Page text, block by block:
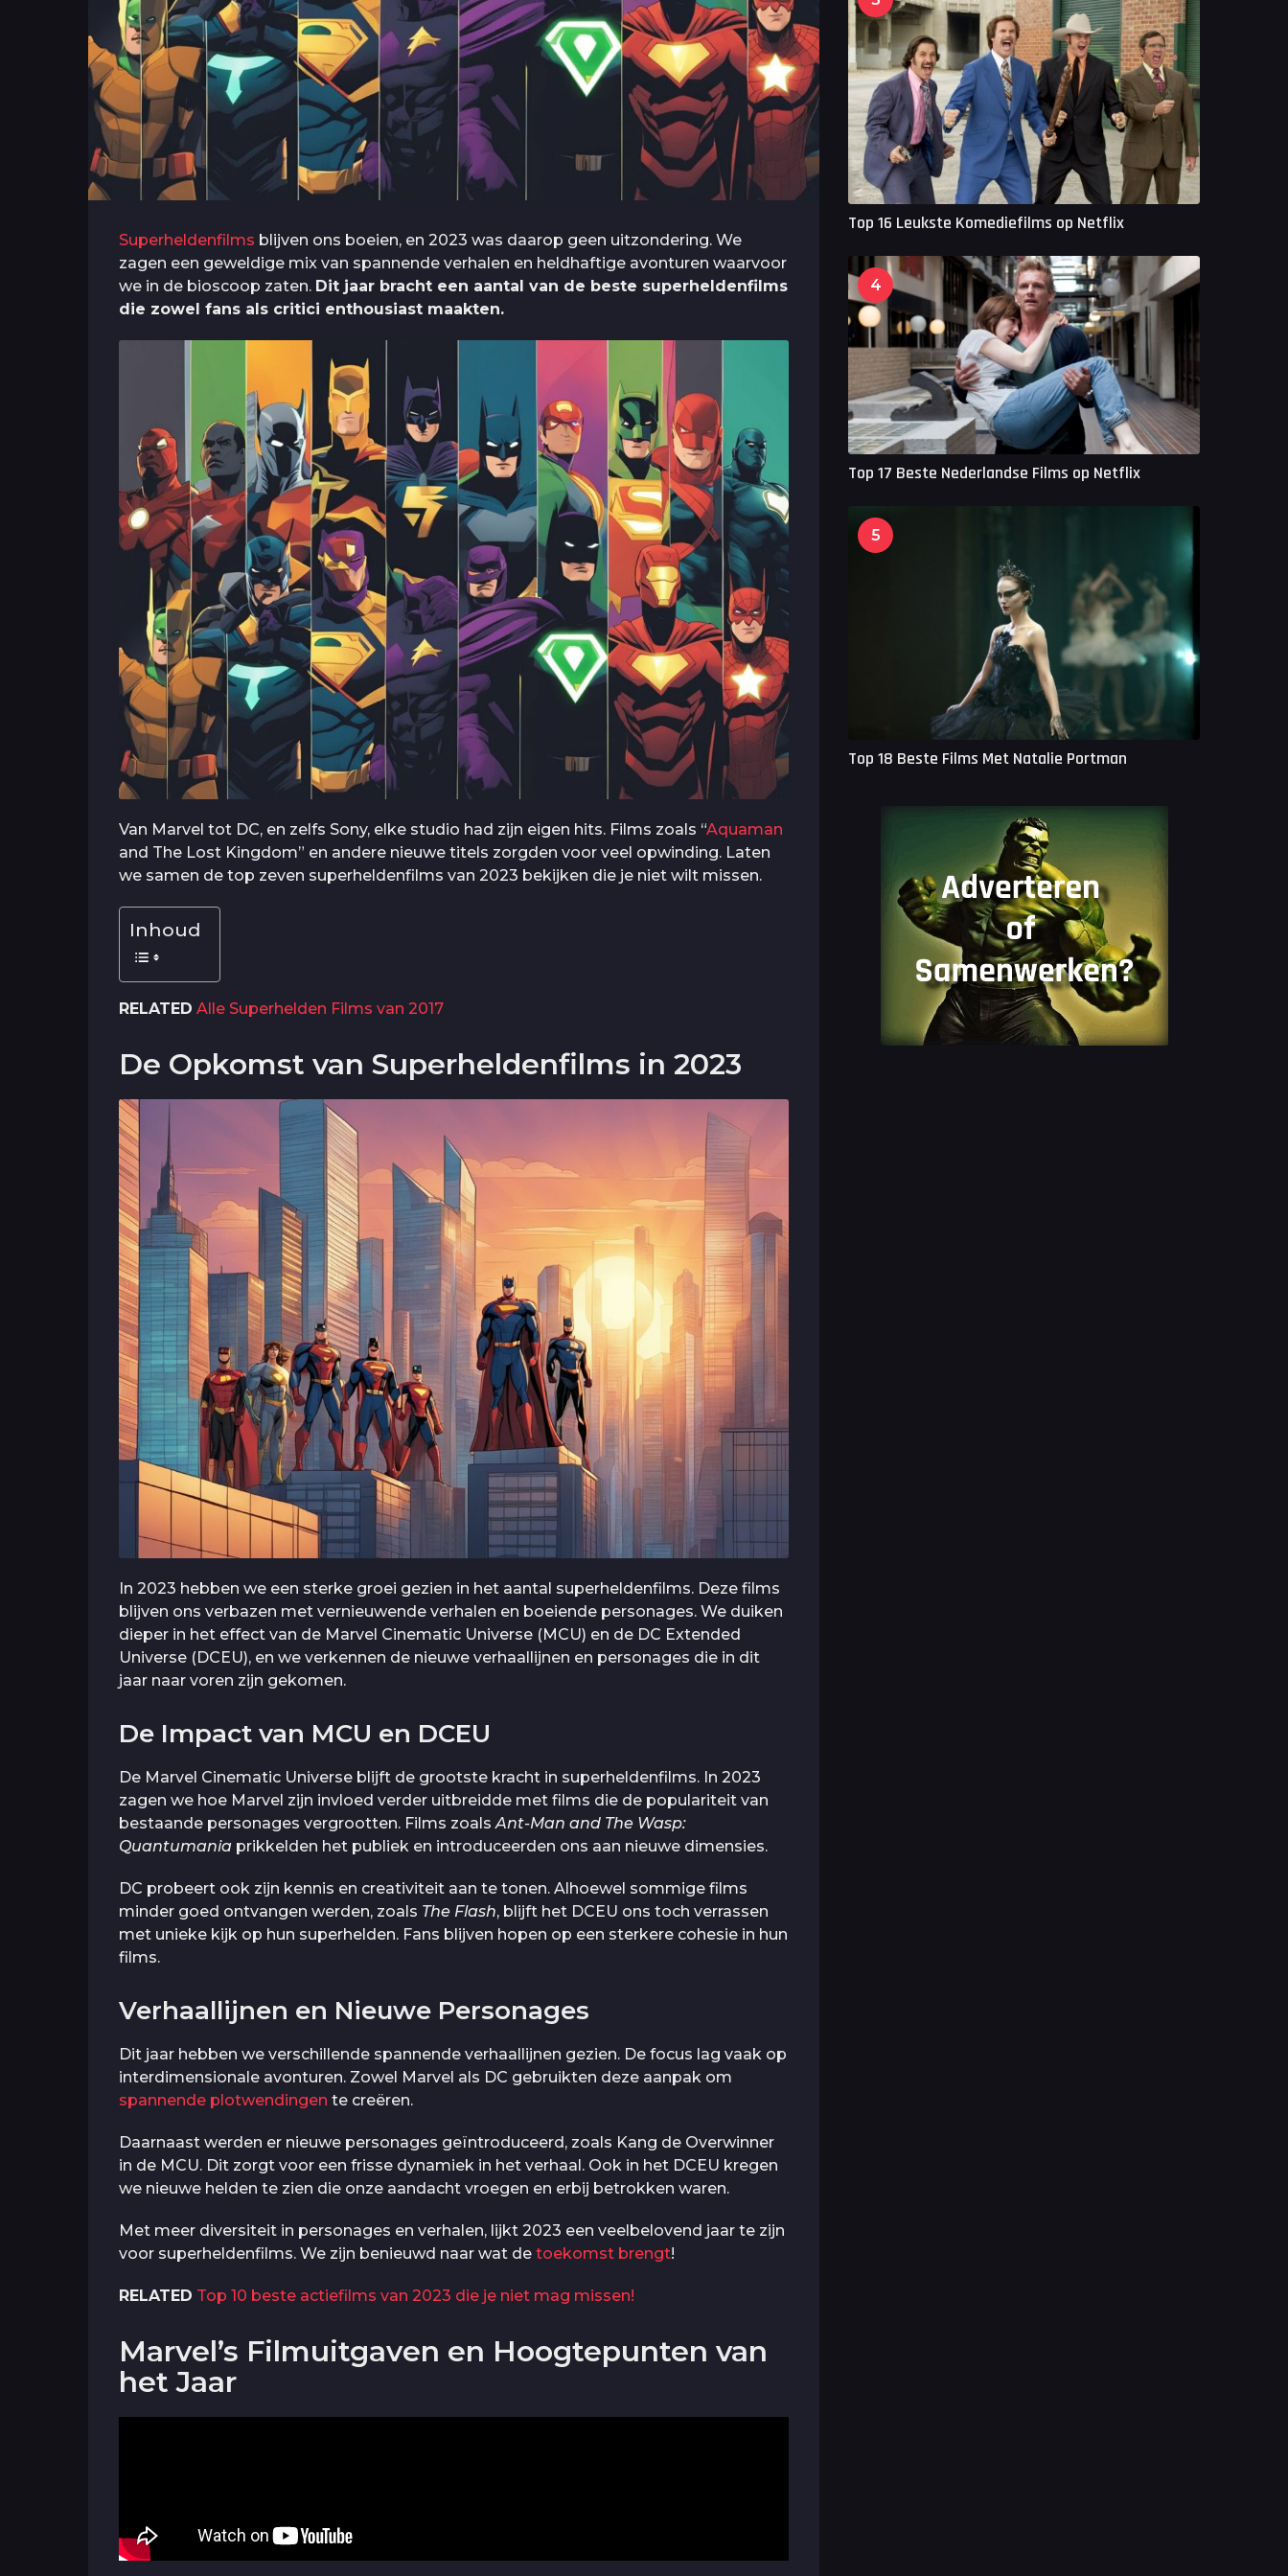
Superheldenfilms blijven ons boeien, en 2023 was daarop geen uitzondering. We
zagen een geweldige mix van spannende verhalen en heldhaftige avonturen waarvoor
we in de bioscoop zaten. Dit jaar bracht een aantal van de beste superheldenfilms
die zowel fans als critici enthousiast maakten.
Van Marvel tot DC, en zelfs Sony, elke studio had zijn eigen hits. Films zoals “Aquaman
and The Lost Kingdom” en andere nieuwe titels zorgden voor veel opwinding. Laten
we samen de top zeven superheldenfilms van 2023 bekijken die je niet wilt missen.
Inhoud
RELATED Alle Superhelden Films van 2017
De Opkomst van Superheldenfilms in 2023
In 2023 hebben we een sterke groei gezien in het aantal superheldenfilms. Deze films
blijven ons verbazen met vernieuwende verhalen en boeiende personages. We duiken
dieper in het effect van de Marvel Cinematic Universe (MCU) en de DC Extended
Universe (DCEU), en we verkennen de nieuwe verhaallijnen en personages die in dit
jaar naar voren zijn gekomen.
De Impact van MCU en DCEU
De Marvel Cinematic Universe blijft de grootste kracht in superheldenfilms. In 2023
zagen we hoe Marvel zijn invloed verder uitbreidde met films die de populariteit van
bestaande personages vergrootten. Films zoalsAnt-Man and The Wasp:
Quantumania prikkelden het publiek en introduceerden ons aan nieuwe dimensies.
DC probeert ook zijn kennis en creativiteit aan te tonen. Alhoewel sommige films
minder goed ontvangen werden, zoals The Flash, blijft het DCEU ons toch verrassen
met unieke kijk op hun superhelden. Fans blijven hopen op een sterkere cohesie in hun
films.
Verhaallijnen en Nieuwe Personages
Dit jaar hebben we verschillende spannende verhaallijnen gezien. De focus lag vaak op
interdimensionale avonturen. Zowel Marvel als DC gebruikten deze aanpak om
spannende plotwendingen te creëren.
Daarnaast werden er nieuwe personages geïntroduceerd, zoals Kang de Overwinner
in de MCU. Dit zorgt voor een frisse dynamiek in het verhaal. Ook in het DCEU kregen
we nieuwe helden te zien die onze aandacht vroegen en erbij betrokken waren.
Met meer diversiteit in personages en verhalen, lijkt 2023 een veelbelovend jaar te zijn
voor superheldenfilms. We zijn benieuwd naar wat de toekomst brengt!
RELATED Top 10 beste actiefilms van 2023 die je niet mag missen!
Marvel’s Filmuitgaven en Hoogtepunten van
het Jaar
Top 16 Leukste Komediefilms op Netflix
4
Top 17 Beste Nederlandse Films op Netflix
5
Top 18 Beste Films Met Natalie Portman